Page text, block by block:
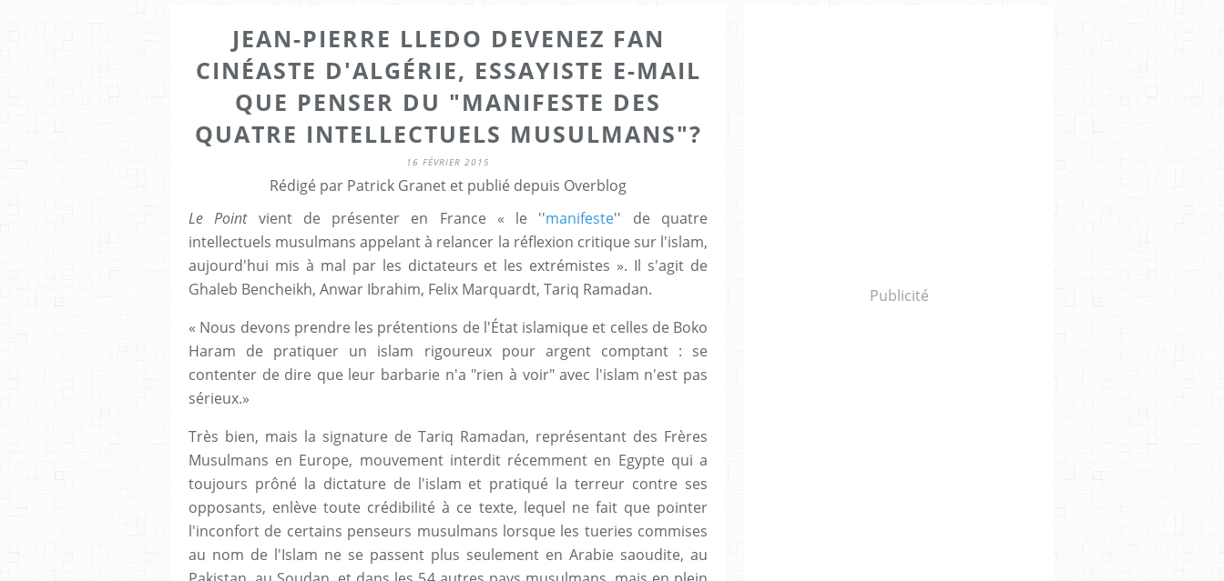
JEAN-PIERRE LLEDO DEVENEZ FAN
CINÉASTE D'ALGÉRIE, ESSAYISTE E-MAIL
QUE PENSER DU "MANIFESTE DES
QUATRE INTELLECTUELS MUSULMANS"?
16 FÉVRIER 2015
Rédigé par Patrick Granet et publié depuis Overblog
Le Pointvient de présenter en France « le ''manifeste'' de quatre
intellectuels musulmans appelant à relancer la réflexion critique sur l'islam,
aujourd'hui mis à mal par les dictateurs et les extrémistes ». Il s'agit de
Ghaleb Bencheikh, Anwar Ibrahim, Felix Marquardt, Tariq Ramadan.
« Nous devons prendre les prétentions de l'État islamique et celles de Boko
Haram de pratiquer un islam rigoureux pour argent comptant : se
contenter de dire que leur barbarie n'a "rien à voir" avec l'islam n'est pas
sérieux.»
Très bien, mais la signature de Tariq Ramadan, représentant des Frères
Musulmans en Europe, mouvement interdit récemment en Egypte qui a
toujours prôné la dictature de l'islam et pratiqué la terreur contre ses
opposants, enlève toute crédibilité à ce texte, lequel ne fait que pointer
l'inconfort de certains penseurs musulmans lorsque les tueries commises
au nom de l'Islam ne se passent plus seulement en Arabie saoudite, au
Publicité